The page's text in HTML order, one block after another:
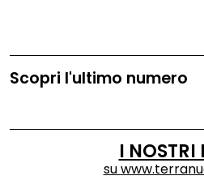
Scopri l'ultimo numero
I NOSTRI
su